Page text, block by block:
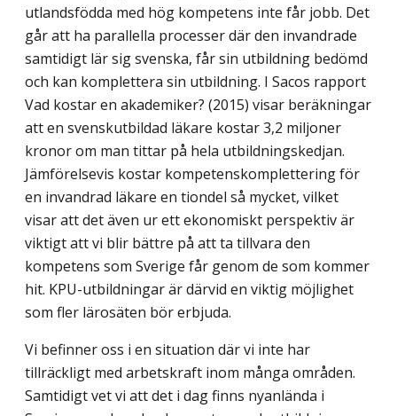
utlandsfödda med hög kompetens inte får jobb. Det
går att ha parallella processer där den invandrade
samtidigt lär sig svenska, får sin utbildning bedömd
och kan komplettera sin utbildning. I Sacos rapport
Vad kostar en akademiker? (2015) visar beräkningar
att en svenskutbildad läkare kostar 3,2 miljoner
kronor om man tittar på hela utbildningskedjan.
Jämförelsevis kostar kompetenskomplettering för
en invandrad läkare en tiondel så mycket, vilket
visar att det även ur ett ekonomiskt perspektiv är
viktigt att vi blir bättre på att ta tillvara den
kompetens som Sverige får genom de som kommer
hit. KPU-utbildningar är därvid en viktig möjlighet
som fler lärosäten bör erbjuda.
Vi befinner oss i en situation där vi inte har
tillräckligt med arbetskraft inom många områden.
Samtidigt vet vi att det i dag finns nyanlända i